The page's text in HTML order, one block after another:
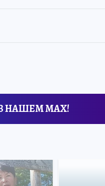
НАШЕМ MAX!